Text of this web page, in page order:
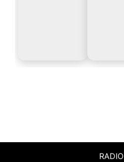
RADIO